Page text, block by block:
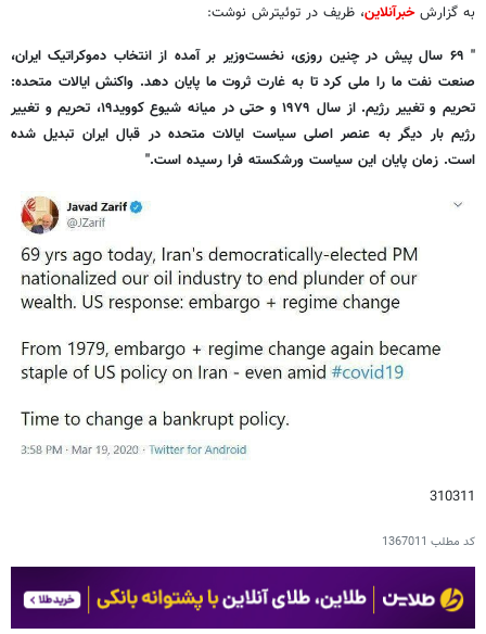
به گزارشخبرآنلاین، ظریف در توئیترش نوشت:
" ۶۹ سال پیش در چنین روزی، نخست‌وزیر بر آمده از انتخاب دموکراتیک ایران،
صنعت نفت ما را ملی کرد تا به غارت ثروت ما پایان دهد. واکنش ایالات متحده:
تحریم و تغییر رژیم. از سال ۱۹۷۹ و حتی در میانه شیوع کووید۱۹، تحریم و تغییر
رژیم بار دیگر به عنصر اصلی سیاست ایالات متحده در قبال ایران تبدیل شده
است. زمان پایان این سیاست ورشکسته فرا رسیده است."
310311
کد مطلب 1367011